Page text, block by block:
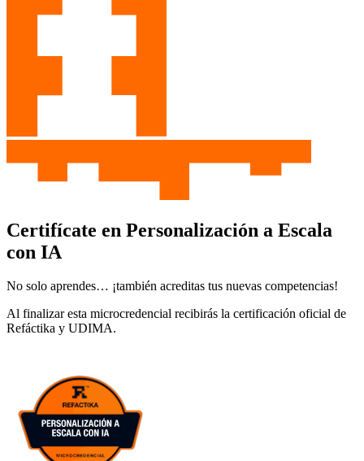
Certifícate en Personalización a Escala
con IA
No solo aprendes… ¡también acreditas tus nuevas competencias!
Al finalizar esta microcredencial recibirás la certificación oficial de
Refáctika y UDIMA.